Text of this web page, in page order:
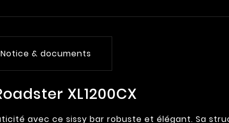
Notice & documents
XL1200CX
avec ce sissy bar robuste et élégant. Sa